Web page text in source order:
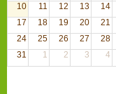
10
11 12 13 14
17
18 19 20 21
24
25 26 27 28
31
1 2 3 4